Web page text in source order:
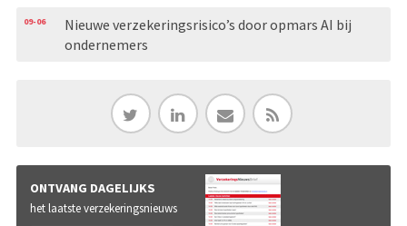
09-06
Nieuwe verzekeringsrisico’s door opmars AI bij
ondernemers
ONTVANG DAGELIJKS
het laatste verzekeringsnieuws